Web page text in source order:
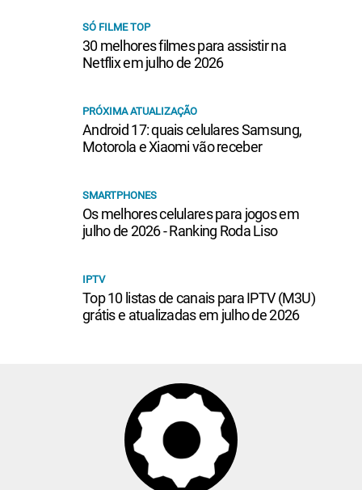
SÓ FILME TOP
30 melhores filmes para assistir na
Netflix em julho de 2026
PRÓXIMA ATUALIZAÇÃO
Android 17: quais celulares Samsung,
Motorola e Xiaomi vão receber
SMARTPHONES
Os melhores celulares para jogos em
julho de 2026 - Ranking Roda Liso
IPTV
Top 10 listas de canais para IPTV (M3U)
grátis e atualizadas em julho de 2026